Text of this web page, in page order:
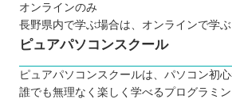
オンラインのみ
長野県内で学ぶ場合は、オンラインで学ぶ
ピュアパソコンスクール
ピュアパソコンスクールは、パソコン初
誰でも無理なく楽しく学べるプログラミン